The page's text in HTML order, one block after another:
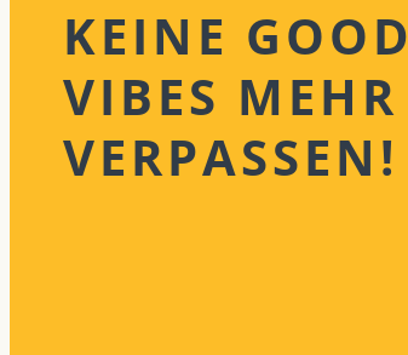
KEINE GOOD
VIBES MEHR
VERPASSEN!